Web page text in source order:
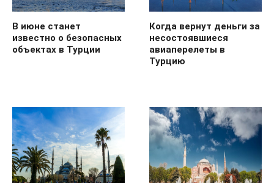
В июне станет
известно о безопасных
объектах в Турции
Когда вернут деньги за
несостоявшиеся
авиаперелеты в
Турцию